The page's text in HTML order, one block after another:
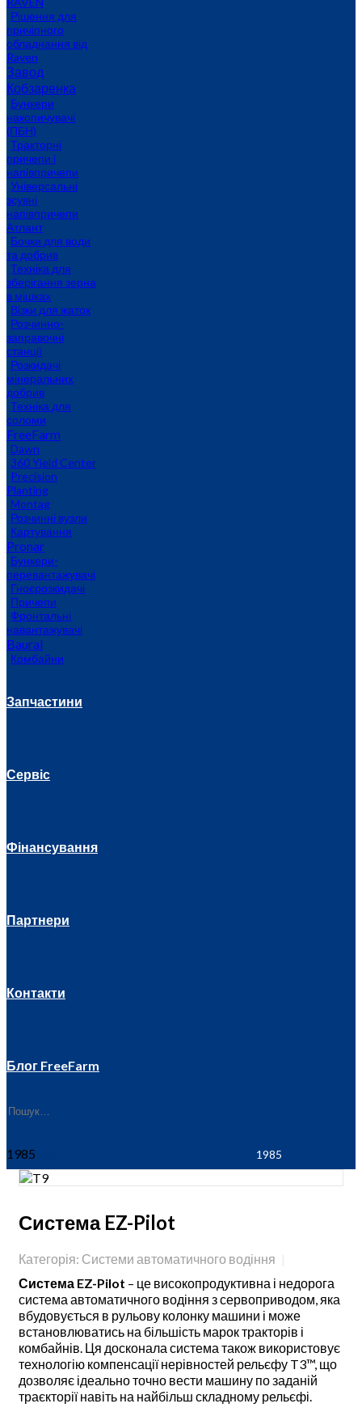
Рішення для
причіпного
обладнання від
Raven
Завод
Кобзаренка
Бункери
накопичувачі
(ПБН)
Тракторні
причепи i
напiвпричепи
Універсальні
зсувні
напівпричепи
Атлант
Бочки для води
та добрив
Техніка для
зберігання зерна
в мішках
Візки для жаток
Розчинно-
заправочні
станції
Розкидачі
мінеральних
добрив
Техніка для
соломи
FreeFarm
Dawn
360 Yield Center
Precision
Planting
Montag
Розчинні вузли
Картування
Pronar
Бункери-
перевантажувачі
Гноєрозкидачі
Причепи
Фронтальні
навантажувачі
Baural
Комбайни
Запчастини
Сервіс
Фінансування
Партнери
Контакти
Блог FreeFarm
1985
Система EZ-Pilot
Категорія: Системи автоматичного водіння
Система EZ-Pilot – це високопродуктивна і недорога
система автоматичного водіння з сервоприводом, яка
вбудовується в рульову колонку машини і може
встановлюватись на більшість марок тракторів і
комбайнів. Ця досконала система також використовує
технологію компенсації нерівностей рельєфу T3™, що
дозволяє ідеально точно вести машину по заданій
траєкторії навіть на найбільш складному рельєфі.